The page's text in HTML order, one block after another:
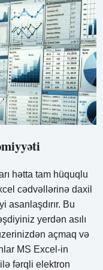
hətta tam hüquqlu
cədvəllərinə daxil
asanlaşdırır. Bu
yerdən asılı
açmaq və
MS Excel-in
fərqli elektron